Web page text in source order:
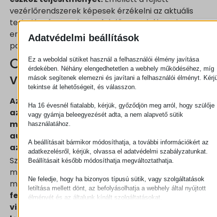
vezérlőrendszerek képesek érzékelni az aktuális
terhelést és annak megfelelően szabályozni az
energiafelhasználást. Ez jelentősen csökkenti a
pazarlást és optimalizálja a működést.
Okos funkciók és energia-
visszanyerés
Az energiahatékonyságot tovább növelhetik
az úgynevezett intelligens kiegészítő funkciók,
mint például a készenléti üzemmód, amely
automatikusan lekapcsolja a manipulátort, ha
az adott időszakon belül nem használják.
Szintén előnyös az automatikus leállítás, amely
megakadályozza az üresjárati működést, így
megelőzi a felesleges áramfogyasztást. Egyes
fejlett modellek képesek az energia-
visszanyerésre is: például az emelésből vagy
Adatvédelmi beállítások
Ez a weboldal sütiket használ a felhasználói élmény javítása
érdekében. Néhány elengedhetetlen a webhely működéséhez, míg
mások segítenek elemezni és javítani a felhasználói élményt.
tekintse át lehetőségeit, és válasszon.
Ha 16 évesnél fiatalabb, kérjük, győződjön meg arról, hogy szülője
vagy gyámja beleegyezését adta, a nem alapvető sütik
használatához.
A beállításait bármikor módosíthatja, a további információkért az
adatkezelésről, kérjük, olvassa el adatvédelmi szabályzatunkat.
Beállításait később módosíthatja megváltoztathatja.
Ne feledje, hogy ha bizonyos típusú sütik, vagy szolgáltatások
letiltása mellett dönt, az befolyásolhatja a webhely által nyújtott
élményét és az általunk kínált szolgáltatásokat.